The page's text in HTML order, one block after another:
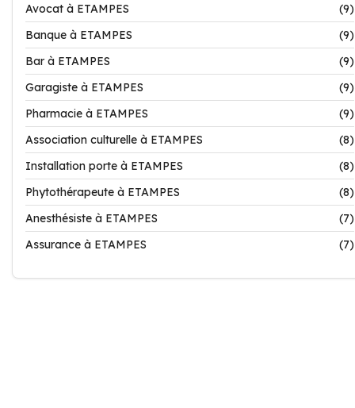
Avocat à ETAMPES
(9)
Banque à ETAMPES
(9)
Bar à ETAMPES
(9)
Garagiste à ETAMPES
(9)
Pharmacie à ETAMPES
(9)
Association culturelle à ETAMPES
(8)
Installation porte à ETAMPES
(8)
Phytothérapeute à ETAMPES
(8)
Anesthésiste à ETAMPES
(7)
Assurance à ETAMPES
(7)